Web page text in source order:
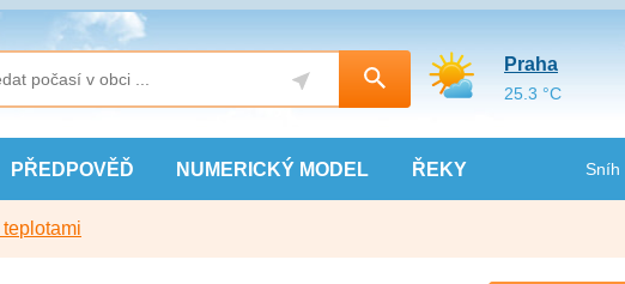
PŘEDPOVĚĎ NUMERICKÝ MODEL ŘEKY Sníh
Praha
25.3 °C